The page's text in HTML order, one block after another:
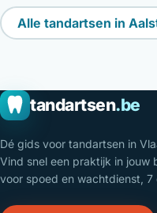
Alle tandartsen in
tandartsen.be
Dé gids voor tandartsen in
Vind snel een praktijk in jouw
voor spoed en wachtdienst, 7